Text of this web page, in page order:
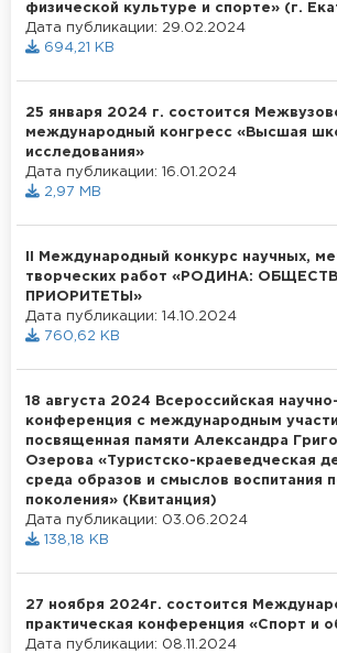
физической культуре и спорте» (г.
Дата публикации: 29.02.2024
694,21 KB
25 января 2024 г. состоится
международный конгресс «Высшая
исследования»
Дата публикации: 16.01.2024
2,97 MB
II Международный конкурс научных,
творческих работ «РОДИНА:
ПРИОРИТЕТЫ»
Дата публикации: 14.10.2024
760,62 KB
18 августа 2024 Всероссийская
конференция с международным
посвященная памяти Александра
Озерова «Туристско-краеведческая
среда образов и смыслов воспитания
поколения» (Квитанция)
Дата публикации: 03.06.2024
138,18 KB
27 ноября 2024г. состоится
практическая конференция «Спорт и
Дата публикации: 08.11.2024